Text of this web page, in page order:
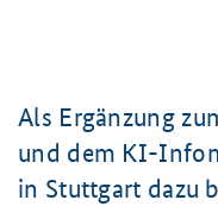
Als Ergänzung
und dem KI-
in Stuttgart dazu